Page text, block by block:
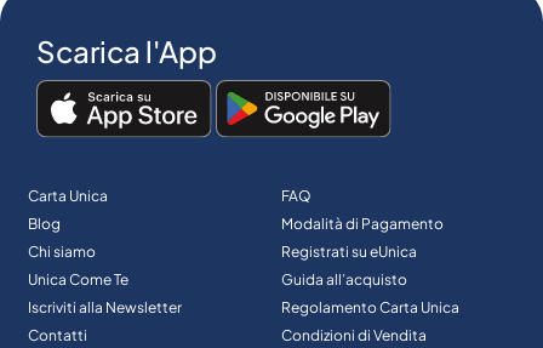
Scarica l'App
Carta Unica
Blog
Chi siamo
Unica Come Te
Iscriviti alla Newsletter
Contatti
FAQ
Modalità di Pagamento
Registrati su eUnica
Guida all’acquisto
Regolamento Carta Unica
Condizioni di Vendita